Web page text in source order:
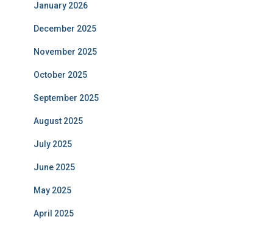
January 2026
December 2025
November 2025
October 2025
September 2025
August 2025
July 2025
June 2025
May 2025
April 2025